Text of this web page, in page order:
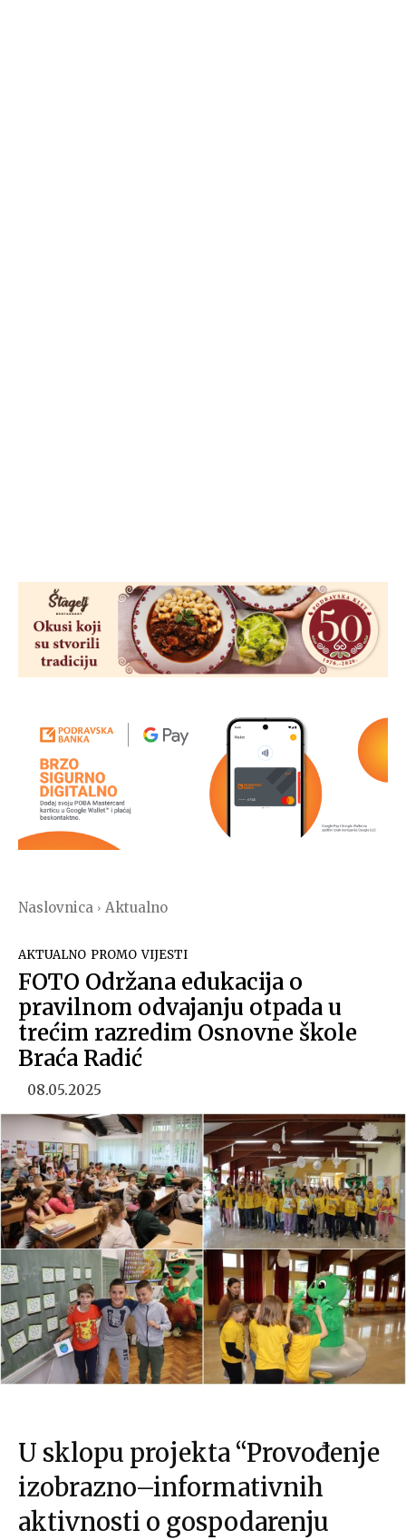
Naslovnica Aktualno
AKTUALNO PROMO VIJESTI
FOTO Održana edukacija o
pravilnom odvajanju otpada u
trećim razredim Osnovne škole
Braća Radić
08.05.2025
U sklopu projekta “Provođenje
izobrazno–informativnih
aktivnosti o gospodarenju